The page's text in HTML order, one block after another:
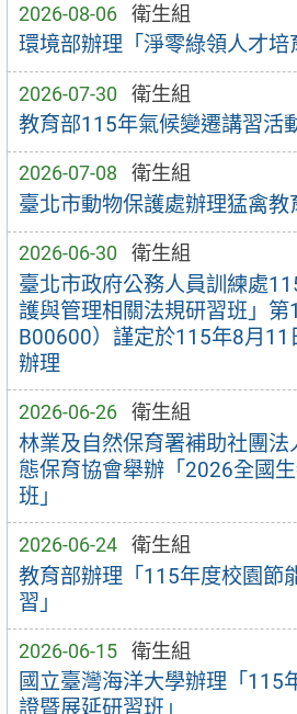
2026-08-06 衛生組
環境部辦理「淨零綠領人才培
2026-07-30 衛生組
教育部115年氣候變遷講習活
2026-07-08 衛生組
臺北市動物保護處辦理猛禽教
2026-06-30 衛生組
臺北市政府公務人員訓練處
護與管理相關法規研習班」第
B00600）謹定於115年8月11
辦理
2026-06-26 衛生組
林業及自然保育署補助社團法
態保育協會舉辦「2026全國
班」
2026-06-24 衛生組
教育部辦理「115年度校園節
習」
2026-06-15 衛生組
國立臺灣海洋大學辦理「115
證暨展延研習班」